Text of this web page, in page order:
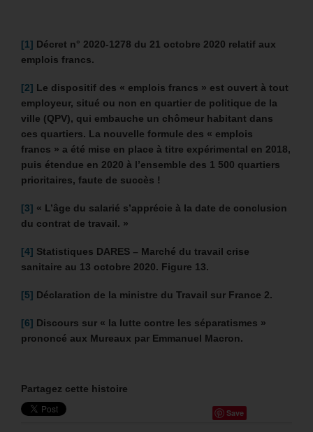
[1] Décret n° 2020-1278 du 21 octobre 2020 relatif aux
emplois francs.
[2] Le dispositif des « emplois francs » est ouvert à tout
employeur, situé ou non en quartier de politique de la
ville (QPV), qui embauche un chômeur habitant dans
ces quartiers. La nouvelle formule des « emplois
francs » a été mise en place à titre expérimental en 2018,
puis étendue en 2020 à l’ensemble des 1 500 quartiers
prioritaires, faute de succès !
[3] « L’âge du salarié s’apprécie à la date de conclusion
du contrat de travail. »
[4] Statistiques DARES – Marché du travail crise
sanitaire au 13 octobre 2020. Figure 13.
[5] Déclaration de la ministre du Travail sur France 2.
[6] Discours sur « la lutte contre les séparatismes »
prononcé aux Mureaux par Emmanuel Macron.
Partagez cette histoire
Save